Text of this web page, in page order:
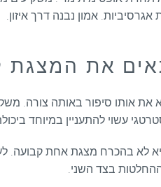
אמון נבנה דרך איזון.
את המצגת
את אותו סיפור באותה צורה.
עשוי להתעניין במיוחד
לא בהכרח מצגת אחת קבועה.
בצד השני.